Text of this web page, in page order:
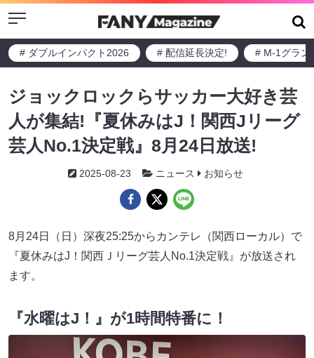
Menu
# ダブルインパクト2026 # 配信延長決定! # M-1グラン
ジョックロックらサッカー大好き芸
人が集結!『夏休みはJ！関西Jリーグ
芸人No.1決定戦』8月24日放送!
2025-08-23 ニュース お知らせ
8月24日（日）深夜25:25からカンテレ（関西ローカル）で
『夏休みはJ！関西Ｊリーグ芸人No.1決定戦』が放送され
ます。
『水曜はJ！』が1時間特番に！